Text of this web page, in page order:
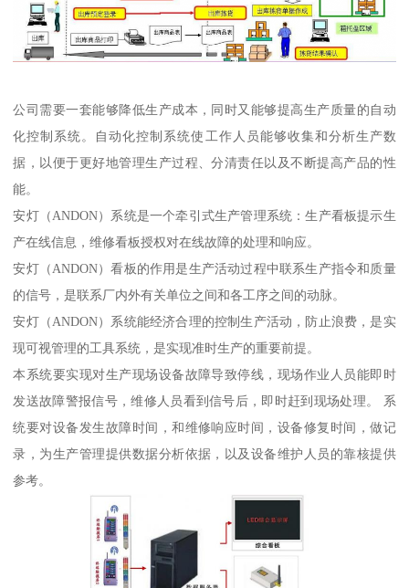
公司需要一套能够降低生产成本，同时又能够提高生产质量的自动
化控制系统。自动化控制系统使工作人员能够收集和分析生产数
据，以便于更好地管理生产过程、分清责任以及不断提高产品的性
能。
安灯（ANDON）系统是一个牵引式生产管理系统：生产看板提示生
产在线信息，维修看板授权对在线故障的处理和响应。
安灯（ANDON）看板的作用是生产活动过程中联系生产指令和质量
的信号，是联系厂内外有关单位之间和各工序之间的动脉。
安灯（ANDON）系统能经济合理的控制生产活动，防止浪费，是实
现可视管理的工具系统，是实现准时生产的重要前提。
本系统要实现对生产现场设备故障导致停线，现场作业人员能即时
发送故障警报信号，维修人员看到信号后，即时赶到现场处理。 系
统要对设备发生故障时间，和维修响应时间，设备修复时间，做记
录，为生产管理提供数据分析依据，以及设备维护人员的靠核提供
参考。